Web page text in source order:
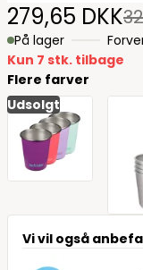
279,65 DKK
På lager
Kun 7 stk. tilbage
Flere farver
Udsolgt
Vi vil også